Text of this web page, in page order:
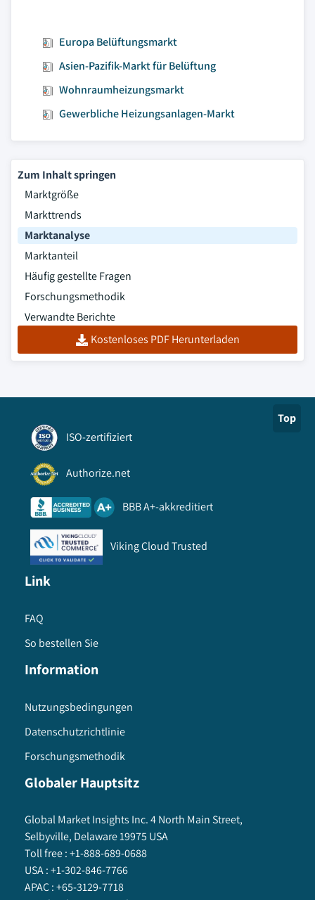
Europa Belüftungsmarkt
Asien-Pazifik-Markt für Belüftung
Wohnraumheizungsmarkt
Gewerbliche Heizungsanlagen-Markt
Zum Inhalt springen
Marktgröße
Markttrends
Marktanalyse
Marktanteil
Häufig gestellte Fragen
Forschungsmethodik
Verwandte Berichte
Kostenloses PDF Herunterladen
Top
ISO-zertifiziert
Authorize.net
BBB A+-akkreditiert
Viking Cloud Trusted
Link
FAQ
So bestellen Sie
Information
Nutzungsbedingungen
Datenschutzrichtlinie
Forschungsmethodik
Globaler Hauptsitz
Global Market Insights Inc. 4 North Main Street,
Selbyville, Delaware 19975 USA
Toll free :+1-888-689-0688
USA :+1-302-846-7766
APAC :+65-3129-7718